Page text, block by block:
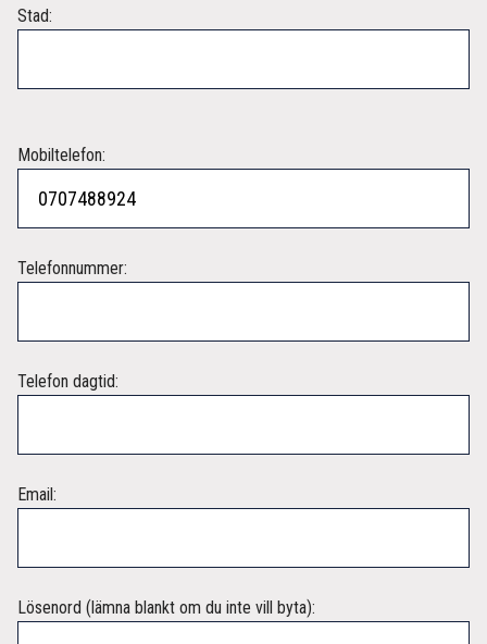
Stad:
Mobiltelefon:
Telefonnummer:
Telefon dagtid:
Email:
Lösenord (lämna blankt om du inte vill byta):